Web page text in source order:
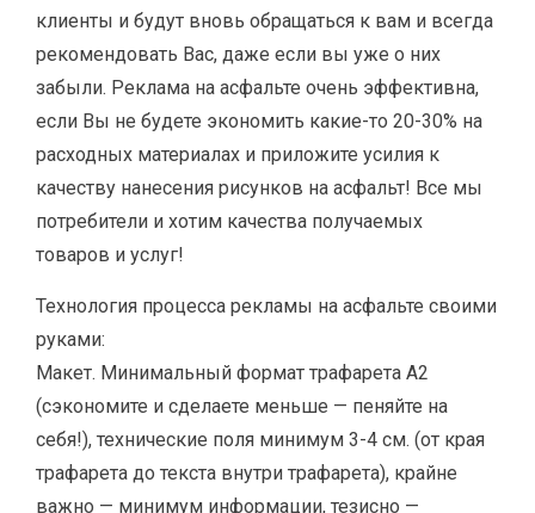
клиенты и будут вновь обращаться к вам и всегда
рекомендовать Вас, даже если вы уже о них
забыли. Реклама на асфальте очень эффективна,
если Вы не будете экономить какие-то 20-30% на
расходных материалах и приложите усилия к
качеству нанесения рисунков на асфальт! Все мы
потребители и хотим качества получаемых
товаров и услуг!
Технология процесса рекламы на асфальте своими
руками:
Макет. Минимальный формат трафарета А2
(сэкономите и сделаете меньше — пеняйте на
себя!), технические поля минимум 3-4 см. (от края
трафарета до текста внутри трафарета), крайне
важно — минимум информации, тезисно —